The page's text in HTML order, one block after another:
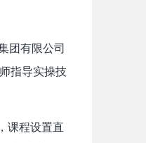
团有限公司
指导实操技
课程设置直